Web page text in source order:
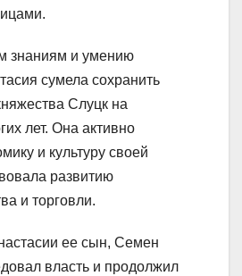
знаниям и умению
сумела сохранить
Слуцк на
лет. Она активно
и культуру своей
развитию
и торговли.
ее сын, Семен
власть и продолжил